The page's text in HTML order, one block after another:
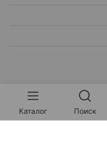
Каталог Поиск